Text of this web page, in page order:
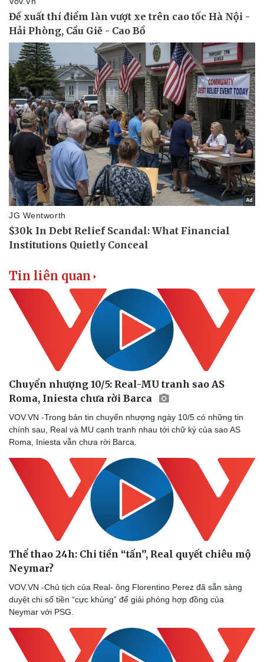
Doanh nghiệp
Thông tin doanh nghiệp
Doanh nghiệp 24h
Doanh nhân
Sành điệu
Tin Công nghệ
Trải nghiệm
Tin liên quan
Chuyển nhượng 10/5: Real-MU tranh sao AS
Roma, Iniesta chưa rời Barca
VOV.VN -Trong bản tin chuyển nhượng ngày 10/5 có những tin
chính sau, Real và MU cạnh tranh nhau tới chữ ký của sao AS
Roma, Iniesta vẫn chưa rời Barca.
Thể thao 24h: Chi tiền “tấn”, Real quyết chiêu mộ
Neymar?
VOV.VN -Chủ tịch của Real- ông Florentino Perez đã sẵn sàng
duyệt chi số tiền “cực khủng” để giải phóng hợp đồng của
Neymar với PSG.